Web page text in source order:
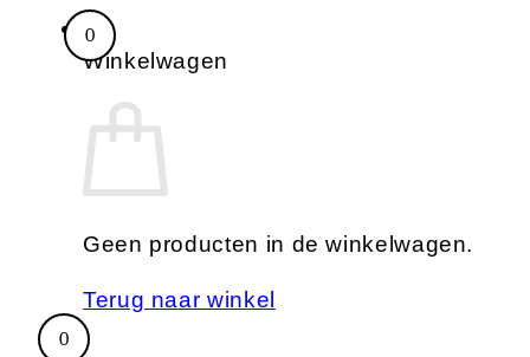
Winkelwagen
Geen producten in de winkelwagen.
Terug naar winkel